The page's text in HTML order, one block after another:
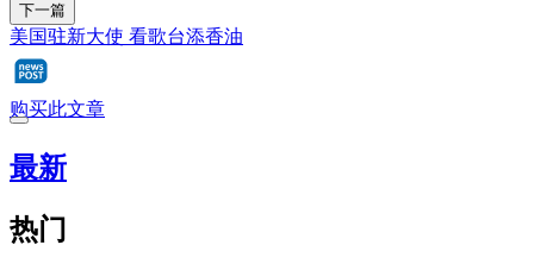
下一篇
美国驻新大使 看歌台添香油
购买此文章
最新
热门